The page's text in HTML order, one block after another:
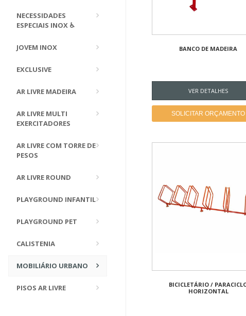
NECESSIDADES
ESPECIAIS INOX ♿
JOVEM INOX
EXCLUSIVE
AR LIVRE MADEIRA
AR LIVRE MULTI
EXERCITADORES
AR LIVRE COM TORRE DE
PESOS
AR LIVRE ROUND
PLAYGROUND INFANTIL
PLAYGROUND PET
CALISTENIA
MOBILIÁRIO URBANO
PISOS AR LIVRE
BANCO DE MADEIRA
VER DETALHES
SOLICITAR ORÇAMENTO
BICICLETÁRIO /
HORIZONTAL